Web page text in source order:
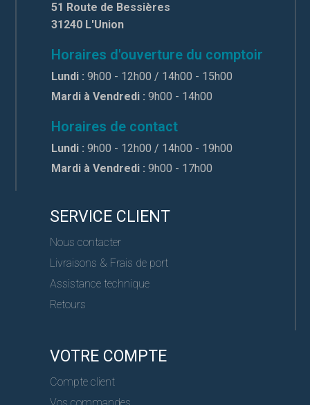
51 Route de Bessières
31240 L'Union
Horaires d'ouverture du comptoir
Lundi : 9h00 - 12h00 / 14h00 - 15h00
Mardi à Vendredi : 9h00 - 14h00
Horaires de contact
Lundi : 9h00 - 12h00 / 14h00 - 19h00
Mardi à Vendredi : 9h00 - 17h00
SERVICE CLIENT
Nous contacter
Livraisons & Frais de port
Assistance technique
Retours
VOTRE COMPTE
Compte client